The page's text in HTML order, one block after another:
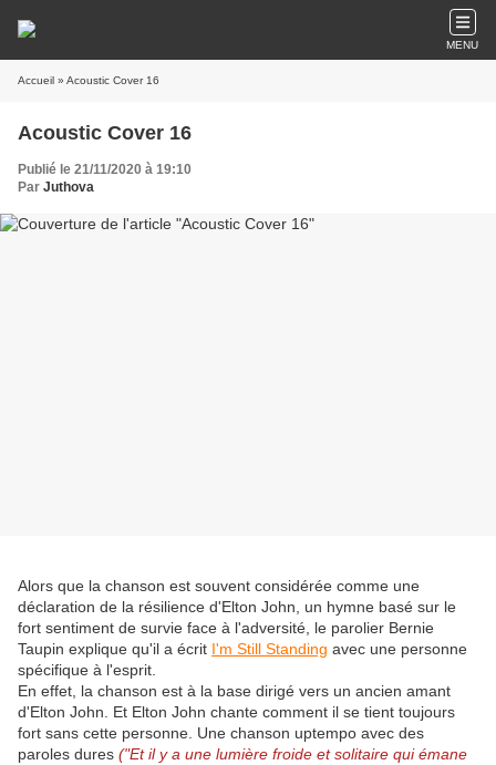
MENU
Accueil » Acoustic Cover 16
Acoustic Cover 16
Publié le 21/11/2020 à 19:10
Par Juthova
Alors que la chanson est souvent considérée comme une
déclaration de la résilience d'Elton John, un hymne basé sur le
fort sentiment de survie face à l'adversité, le parolier Bernie
Taupin explique qu'il a écrit I'm Still Standing avec une personne
spécifique à l'esprit.
En effet, la chanson est à la base dirigé vers un ancien amant
d'Elton John. Et Elton John chante comment il se tient toujours
fort sans cette personne. Une chanson uptempo avec des
paroles dures ("Et il y a une lumière froide et solitaire qui émane